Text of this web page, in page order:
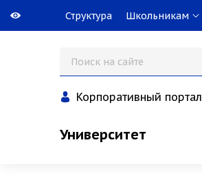
Структура Школьникам
Корпоративный портал
Университет